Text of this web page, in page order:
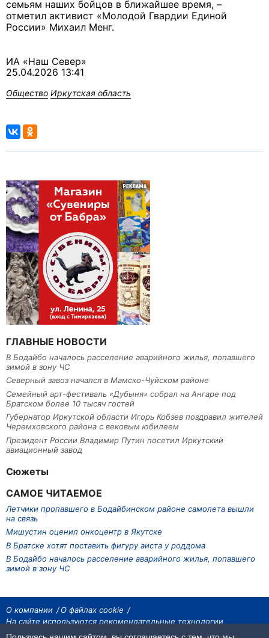
семьям наших бойцов в ближайшее время, –
отметил активист «Молодой Гвардии Единой
России» Михаил Менг.
ИА «Наш Север»
25.04.2026 13:41
Общество Иркутская область
ГЛАВНЫЕ НОВОСТИ
В Бодайбо началось расселение аварийного жилья, попавшего
зимой в зону ЧС
Северный завоз начался в Мамско-Чуйском районе
Семейный арт-фестиваль «Дубыня» собрал на Ангаре под
Братском более 10 тысяч гостей
Губернатор Иркутской области Игорь Кобзев поздравил жителей
Черемховского района с вековым юбилеем
Президент России Владимир Путин посетил Иркутский
авиационный завод
Сюжеты
САМОЕ ЧИТАЕМОЕ
Летчики пропавшего в Бодайбинском районе самолета вышли
на связь
Мишустин оценил онкоцентр в Якутске
В Братске хотят поставить фигуру аиста у роддома
В Бодайбо началось расселение аварийного жилья, попавшего
зимой в зону ЧС
О компании
О файлах cookie
На сайте используются рекомендательные технологии